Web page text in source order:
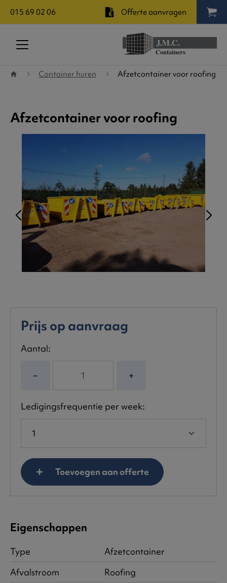
015 69 02 06 Offerte aanvragen
Terug naar startpagina
Container huren Afzetcontainer voor roofing
Afzetcontainer voor roofing
Prijs op aanvraag
Aantal:
− +
Ledigingsfrequentie per week:
Toevoegen aan offerte
Eigenschappen
Type
Afzetcontainer
Afvalstroom
Roofing